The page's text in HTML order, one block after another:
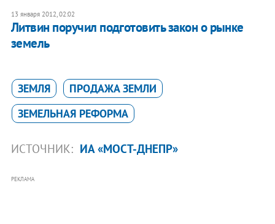
13 января 2012, 02:02
​Литвин поручил подготовить закон о рынке
земель
ЗЕМЛЯ
ПРОДАЖА ЗЕМЛИ
ЗЕМЕЛЬНАЯ РЕФОРМА
ИСТОЧНИК: ИА «МОСТ-ДНЕПР»
РЕКЛАМА